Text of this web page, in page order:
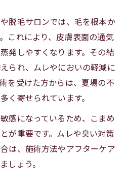
脱毛サロンでは、毛を根本か
これにより、皮膚表面の通気
発しやすくなります。その結
られ、ムレやにおいの軽減に
を受けた方からは、夏場の不
く寄せられています。
感になっているため、こまめ
が重要です。ムレや臭い対策
は、施術方法やアフターケア
しょう。